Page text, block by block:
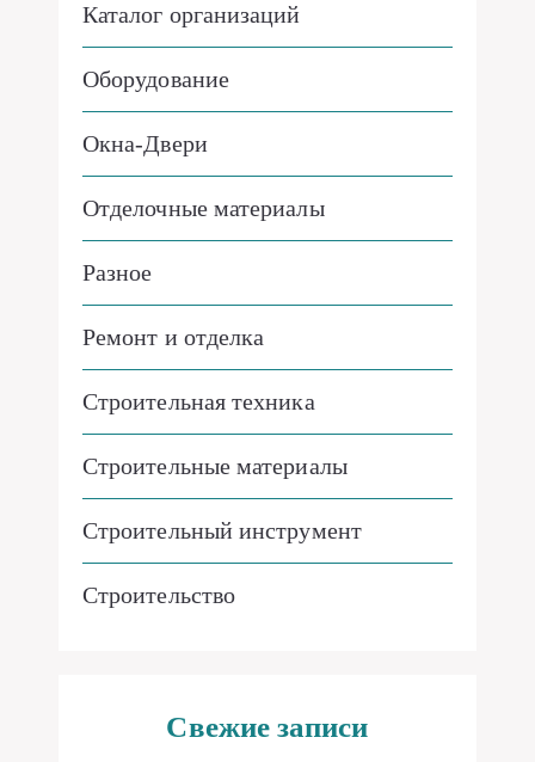
Каталог организаций
Оборудование
Окна-Двери
Отделочные материалы
Разное
Ремонт и отделка
Строительная техника
Строительные материалы
Строительный инструмент
Строительство
Свежие записи